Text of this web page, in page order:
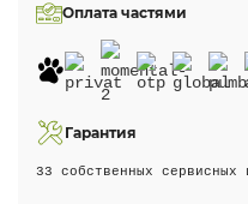
Оплата частями
Гарантия
33 собственных сервисных